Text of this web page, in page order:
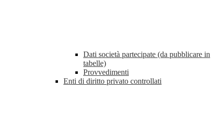
Dati società partecipate (da pubblicare in
tabelle)
Provvedimenti
Enti di diritto privato controllati